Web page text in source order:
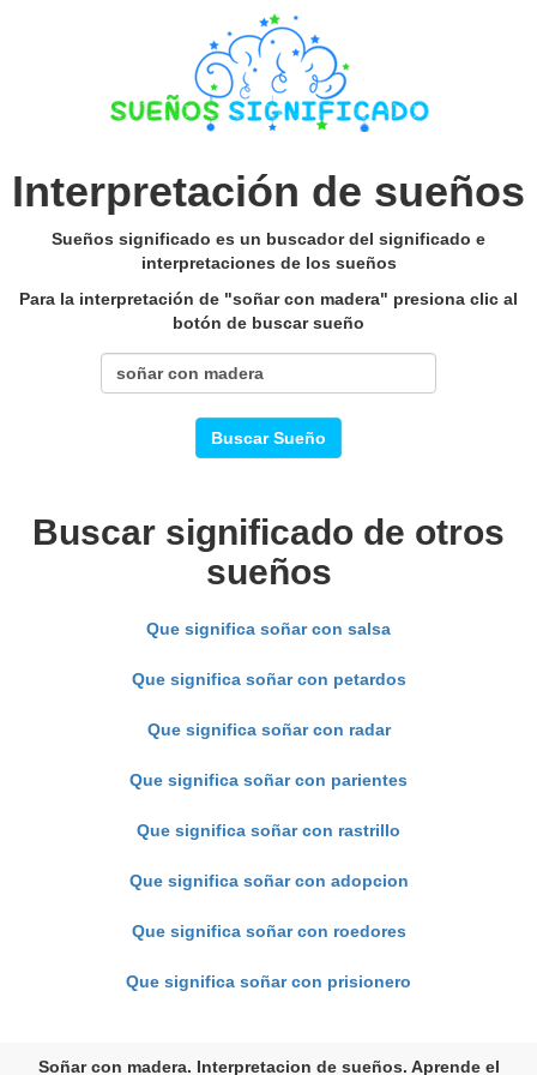
Interpretación de sueños
Sueños significado es un buscador del significado e
interpretaciones de los sueños
Para la interpretación de "soñar con madera" presiona clic al
botón de buscar sueño
Buscar Sueño
Buscar significado de otros
sueños
Que significa soñar con salsa
Que significa soñar con petardos
Que significa soñar con radar
Que significa soñar con parientes
Que significa soñar con rastrillo
Que significa soñar con adopcion
Que significa soñar con roedores
Que significa soñar con prisionero
Soñar con madera. Interpretacion de sueños. Aprende el